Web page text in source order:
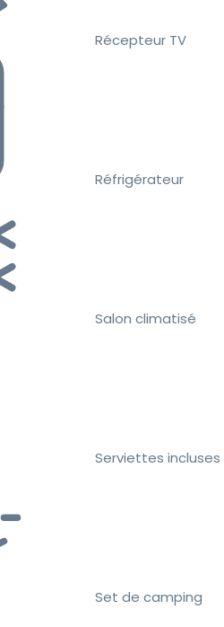
Récepteur TV
Réfrigérateur
Salon climatisé
Serviettes incluses
Set de camping